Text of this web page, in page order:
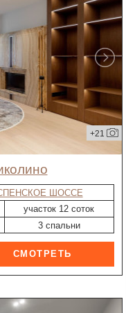
+21
ШОССЕ
участок 12 соток
3 спальни